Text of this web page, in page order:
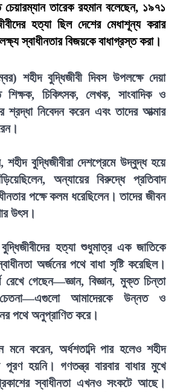
চেয়ারম্যান তারেক রহমান বলেছেন, ১৯৭১
হত্যা ছিল দেশের মেধাশূন্য করার
স্বাধীনতার বিজয়কে বাধাগ্রস্ত করা।
শহীদ বুদ্ধিজীবী দিবস উপলক্ষে দেয়া
শিক্ষক, চিকিৎসক, লেখক, সাংবাদিক ও
শ্রদ্ধা নিবেদন করেন এবং তাদের আত্মার
শহীদ বুদ্ধিজীবীরা দেশপ্রেমে উদ্বুদ্ধ হয়ে
অন্যায়ের বিরুদ্ধে প্রতিবাদ
পক্ষে কলম ধরেছিলেন। তাদের জীবন
উৎস।
হত্যা শুধুমাত্র এক জাতিকে
অর্জনের পথে বাধা সৃষ্টি করেছিল।
গেছেন—জ্ঞান, বিজ্ঞান, মুক্ত চিন্তা
আমাদেরকে উন্নত ও
পথে অনুপ্রাণিত করে।
মনে করেন, অর্ধশতাব্দি পার হলেও শহীদ
পূরণ হয়নি। গণতন্ত্র বারবার বাধার মুখে
স্বাধীনতা এখনও সংকটে আছে।